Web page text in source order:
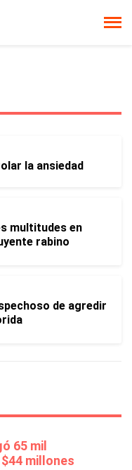
la ansiedad
multitudes en
rabino
de agredir
65 mil
millones